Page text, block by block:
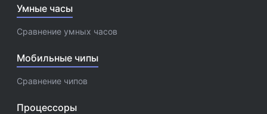
Умные часы
Сравнение умных часов
Мобильные чипы
Сравнение чипов
Процессоры